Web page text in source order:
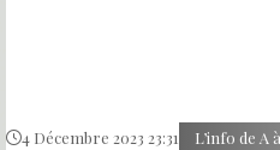
4 Décembre 2023 23:31 L’info de A